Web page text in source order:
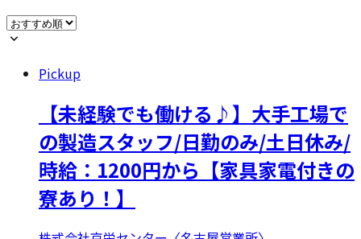
Pickup
【未経験でも働ける♪】大手工場で
の製造スタッフ/日勤のみ/土日休み/
時給：1200円から【家具家電付きの
寮あり！】